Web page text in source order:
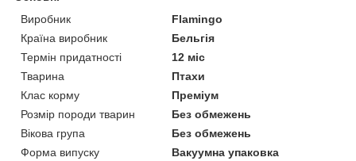
Виробник
Flamingo
Країна виробник
Бельгія
Термін придатності
12 міс
Тварина
Птахи
Клас корму
Преміум
Розмір породи тварин
Без обмежень
Вікова група
Без обмежень
Форма випуску
Вакуумна упаковка